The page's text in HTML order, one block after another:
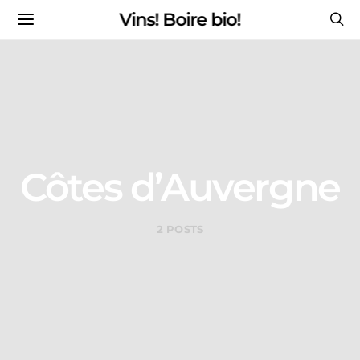
Vins! Boire bio!
Côtes d’Auvergne
2 POSTS